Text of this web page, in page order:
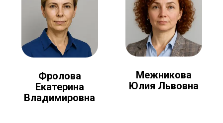
Фролова
Екатерина
Владимировна
Межникова
Юлия Львовна